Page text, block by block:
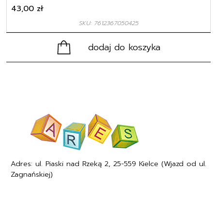
SKU: 7612367050425
43,00 zł
dodaj do koszyka
Adres: ul. Piaski nad Rzeką 2, 25-559 Kielce (Wjazd od ul.
Zagnańskiej)